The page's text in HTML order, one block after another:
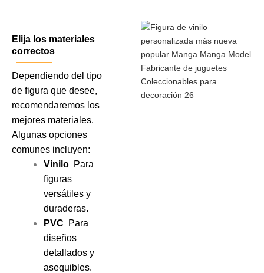
Elija los materiales
correctos
Dependiendo del tipo
de figura que desee,
recomendaremos los
mejores materiales.
Algunas opciones
comunes incluyen:
Vinilo Para
figuras
versátiles y
duraderas.
PVC
Para
diseños
detallados y
asequibles.